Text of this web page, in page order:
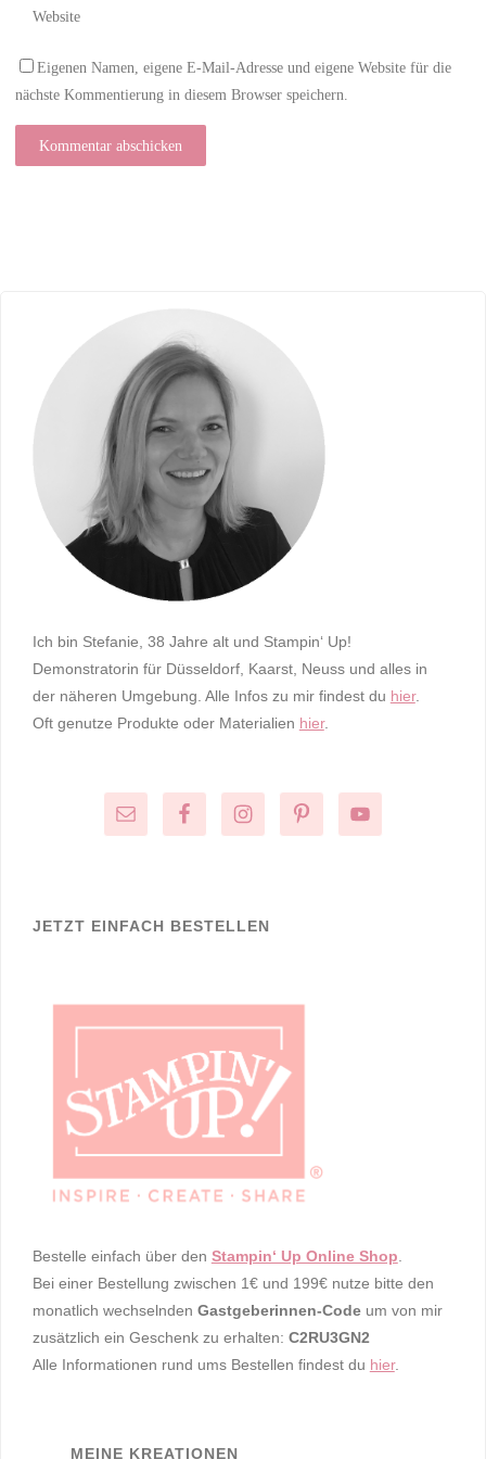
Eigenen Namen, eigene E-Mail-Adresse und eigene Website für die
nächste Kommentierung in diesem Browser speichern.
Ich bin Stefanie, 38 Jahre alt und Stampin‘ Up!
Demonstratorin für Düsseldorf, Kaarst, Neuss und alles in
der näheren Umgebung. Alle Infos zu mir findest du hier.
Oft genutze Produkte oder Materialien hier.
JETZT EINFACH BESTELLEN
Bestelle einfach über den Stampin‘ Up Online Shop
Bei einer Bestellung zwischen 1€ und 199€ nutze bitte den
monatlich wechselnden Gastgeberinnen-Codeum von mir
zusätzlich ein Geschenk zu erhalten: C2RU3GN2
Alle Informationen rund ums Bestellen findest du hier.
MEINE KREATIONEN